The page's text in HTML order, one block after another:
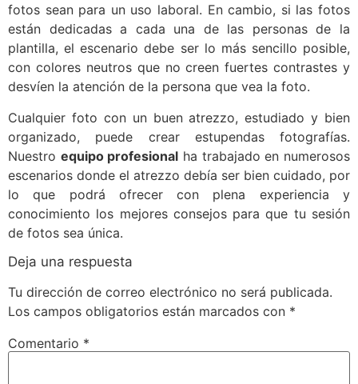
fotos sean para un uso laboral. En cambio, si las fotos
están dedicadas a cada una de las personas de la
plantilla, el escenario debe ser lo más sencillo posible,
con colores neutros que no creen fuertes contrastes y
desvíen la atención de la persona que vea la foto.
Cualquier foto con un buen atrezzo, estudiado y bien
organizado, puede crear estupendas fotografías.
Nuestro equipo profesional ha trabajado en numerosos
escenarios donde el atrezzo debía ser bien cuidado, por
lo que podrá ofrecer con plena experiencia y
conocimiento los mejores consejos para que tu sesión
de fotos sea única.
Deja una respuesta
Tu dirección de correo electrónico no será publicada.
Los campos obligatorios están marcados con *
Comentario *